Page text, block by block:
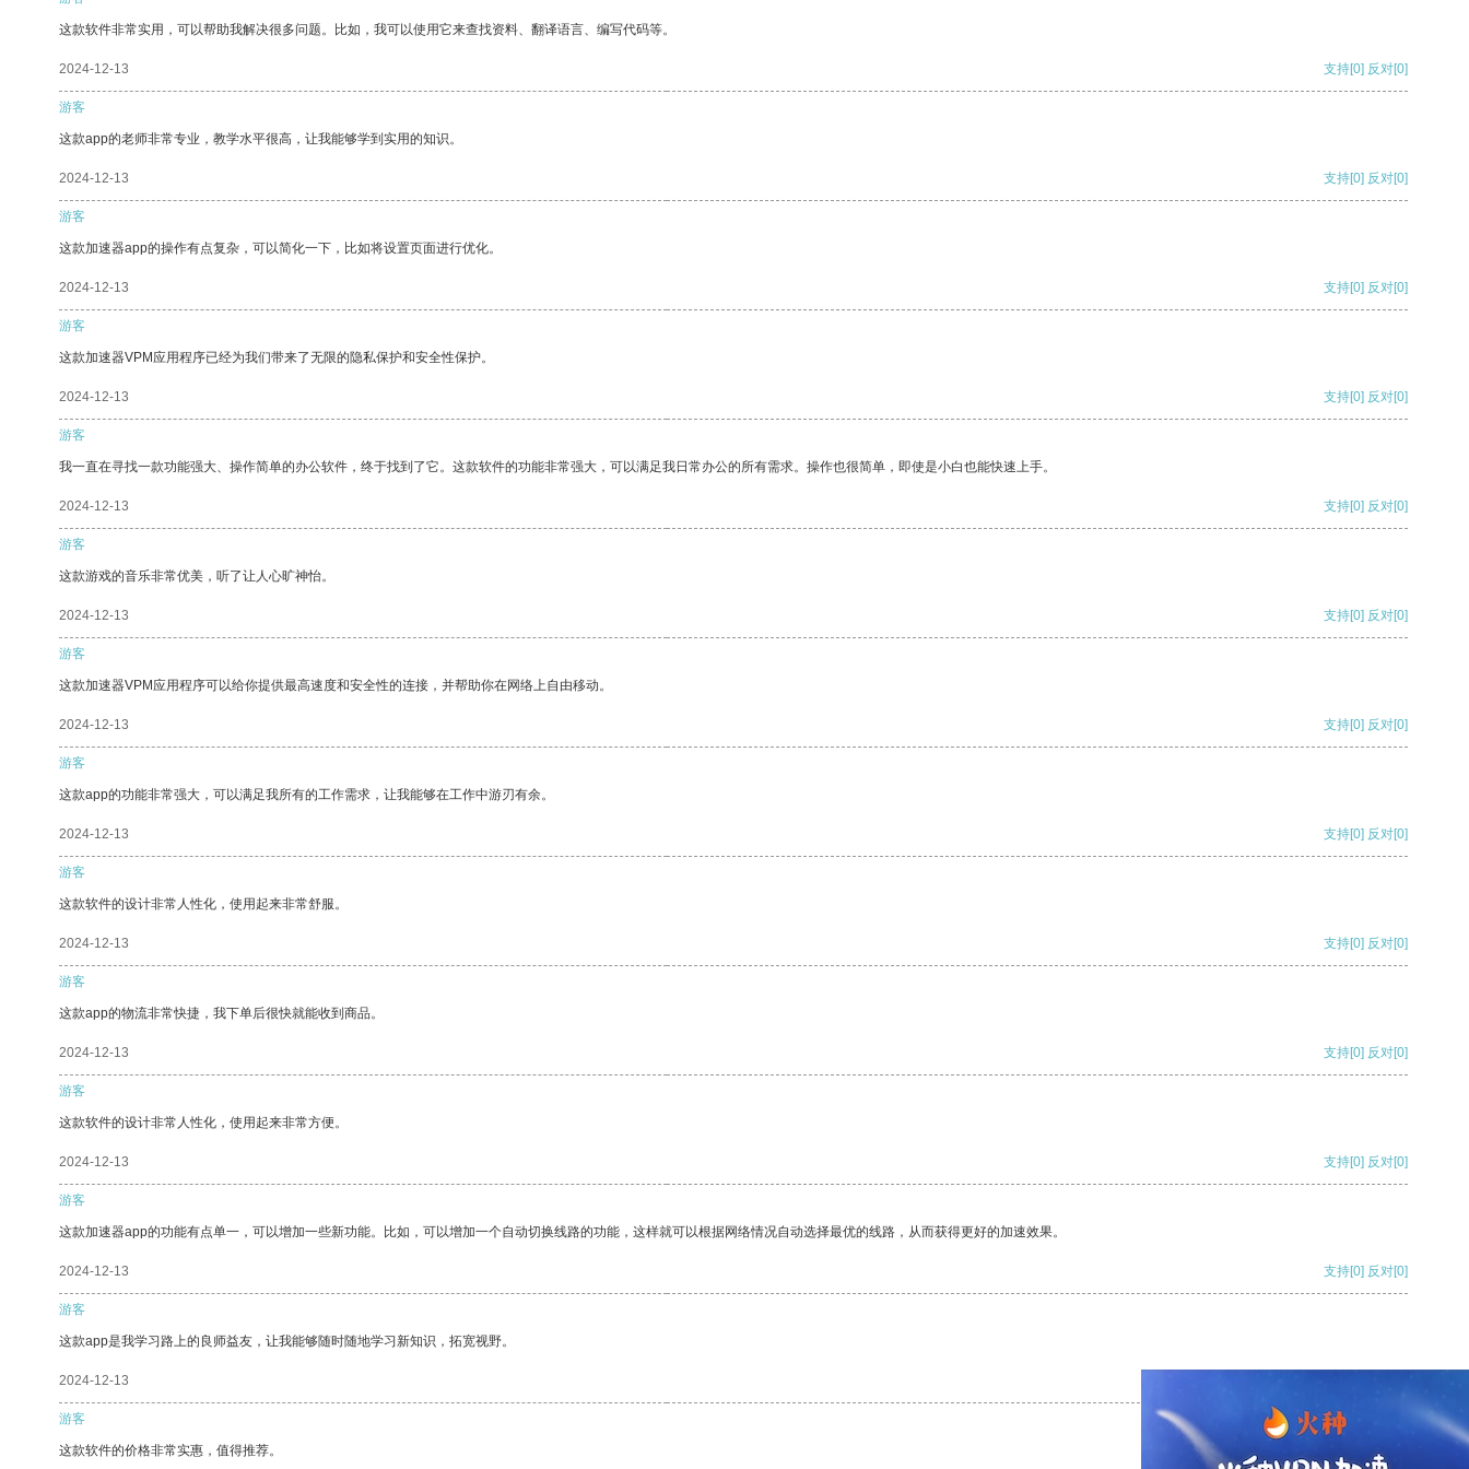
这款软件非常实用，可以帮助我解决很多问题。比如，我可以使用它来查找资料、翻译语言、编写代码等。
2024-12-13 支持[0] 反对[0]
游客
这款app的老师非常专业，教学水平很高，让我能够学到实用的知识。
2024-12-13 支持[0] 反对[0]
游客
这款加速器app的操作有点复杂，可以简化一下，比如将设置页面进行优化。
2024-12-13 支持[0] 反对[0]
游客
这款加速器VPM应用程序已经为我们带来了无限的隐私保护和安全性保护。
2024-12-13 支持[0] 反对[0]
游客
我一直在寻找一款功能强大、操作简单的办公软件，终于找到了它。这款软件的功能非常强大，可以满足我日常办公的所有需求。操作也很简单，即使是小白也能快速上手。
2024-12-13 支持[0] 反对[0]
游客
这款游戏的音乐非常优美，听了让人心旷神怡。
2024-12-13 支持[0] 反对[0]
游客
这款加速器VPM应用程序可以给你提供最高速度和安全性的连接，并帮助你在网络上自由移动。
2024-12-13 支持[0] 反对[0]
游客
这款app的功能非常强大，可以满足我所有的工作需求，让我能够在工作中游刃有余。
2024-12-13 支持[0] 反对[0]
游客
这款软件的设计非常人性化，使用起来非常舒服。
2024-12-13 支持[0] 反对[0]
游客
这款app的物流非常快捷，我下单后很快就能收到商品。
2024-12-13 支持[0] 反对[0]
游客
这款软件的设计非常人性化，使用起来非常方便。
2024-12-13 支持[0] 反对[0]
游客
这款加速器app的功能有点单一，可以增加一些新功能。比如，可以增加一个自动切换线路的功能，这样就可以根据网络情况自动选择最优的线路，从而获得更好的加速效果。
2024-12-13 支持[0] 反对[0]
游客
这款app是我学习路上的良师益友，让我能够随时随地学习新知识，拓宽视野。
2024-12-13
游客
这款软件的价格非常实惠，值得推荐。